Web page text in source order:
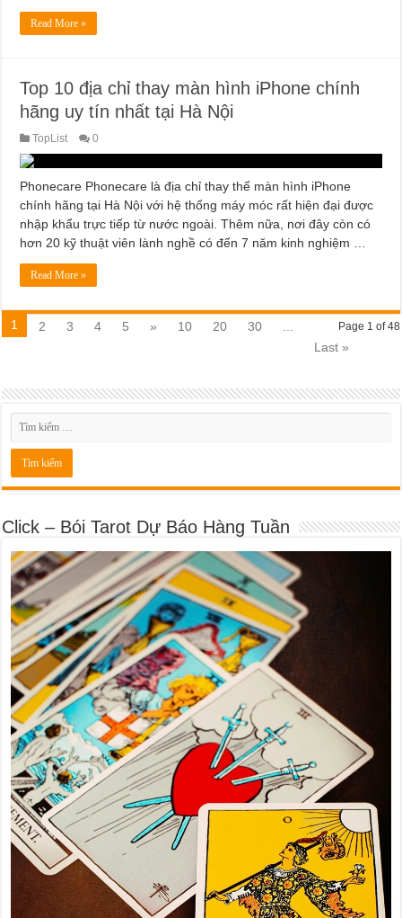
Read More »
Top 10 địa chỉ thay màn hình iPhone chính
hãng uy tín nhất tại Hà Nội
TopList 0
Phonecare Phonecare là địa chỉ thay thế màn hình iPhone
chính hãng tại Hà Nội với hệ thống máy móc rất hiện đại được
nhập khẩu trực tiếp từ nước ngoài. Thêm nữa, nơi đây còn có
hơn 20 kỹ thuật viên lành nghề có đến 7 năm kinh nghiệm …
Read More »
Page 1 of 48
1 2 3 4 5 » 10 20 30
...
Last »
Click – Bói Tarot Dự Báo Hàng Tuần